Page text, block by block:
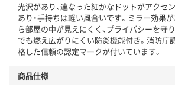
光沢があり、連なった細かなドットがアクセ
あり・手持ちは軽い風合いです。ミラー効果
ら部屋の中が見えにくく、プライバシーを守
でも燃え広がりにくい防炎機能付き。消防庁
格した信頼の認定マークが付いています。
商品仕様